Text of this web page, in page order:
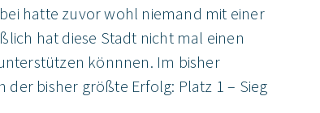
hatte zuvor wohl niemand mit einer
hat diese Stadt nicht mal einen
könnnen. Im bisher
bisher größte Erfolg: Platz 1 – Sieg